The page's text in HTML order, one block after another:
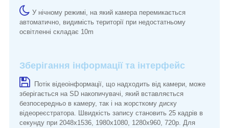
У нічному режимі, на який камера перемикається
автоматично, видимість території при недостатньому
освітленні складає 10m
Зберігання інформації та інтерфейс
Потік відеоінформації, що надходить від камери, може
зберігається на SD накопичувачі, який вставляється
безпосередньо в камеру, так і на жорсткому диску
відеореєстратора. Швидкість запису становить 25 кадрів в
секунду при 2048x1536, 1980x1080, 1280x960, 720p. Для